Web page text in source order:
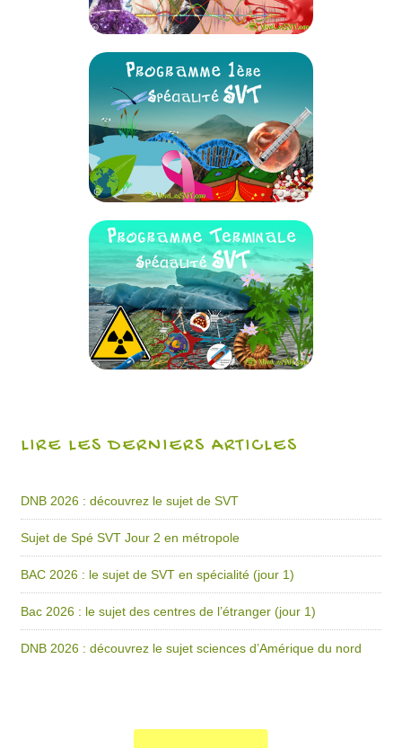
LIRE LES DERNIERS ARTICLES
DNB 2026 : découvrez le sujet de SVT
Sujet de Spé SVT Jour 2 en métropole
BAC 2026 : le sujet de SVT en spécialité (jour 1)
Bac 2026 : le sujet des centres de l’étranger (jour 1)
DNB 2026 : découvrez le sujet sciences d’Amérique du nord